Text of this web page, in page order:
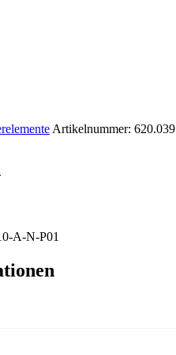
Artikelnummer: 620.039
A-N-P01